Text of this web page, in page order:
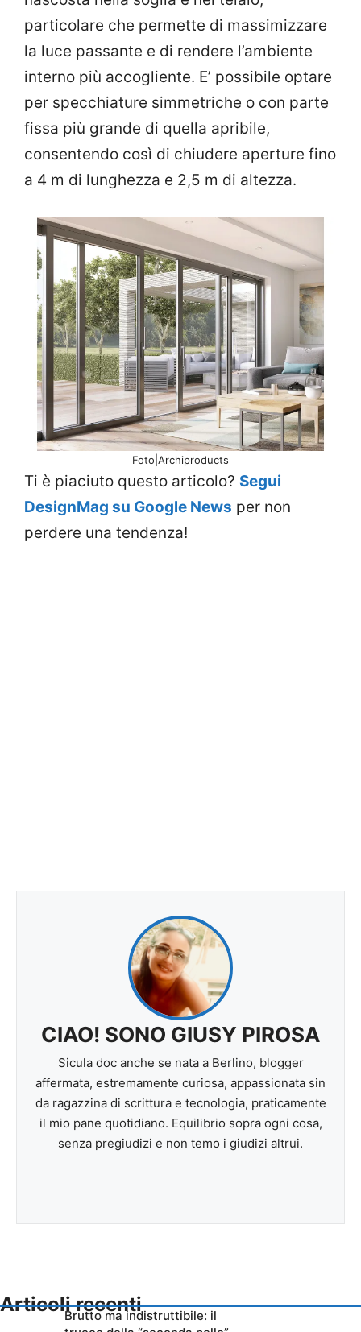
particolare che permette di massimizzare
la luce passante e di rendere l’ambiente
interno più accogliente.‎ E’ possibile optare
per specchiature simmetriche o con parte
fissa più grande di quella apribile,
consentendo così di chiudere aperture fino
a 4 m di lunghezza e 2,5 m di altezza.‎
Foto|Archiproducts
Ti è piaciuto questo articolo? Segui
DesignMag su Google News per non
perdere una tendenza!
CIAO! SONO GIUSY PIROSA
Sicula doc anche se nata a Berlino, blogger
affermata, estremamente curiosa, appassionata sin
da ragazzina di scrittura e tecnologia, praticamente
il mio pane quotidiano. Equilibrio sopra ogni cosa,
senza pregiudizi e non temo i giudizi altrui.
Articoli recenti
Brutto ma indistruttibile: il